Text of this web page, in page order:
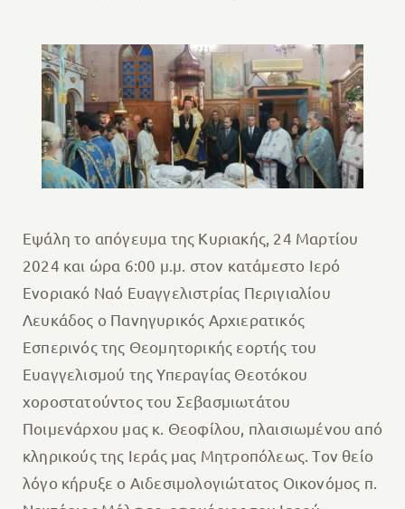
Εψάλη το απόγευμα της Κυριακής, 24 Μαρτίου
2024 και ώρα 6:00 μ.μ. στον κατάμεστο Ιερό
Ενοριακό Ναό Ευαγγελιστρίας Περιγιαλίου
Λευκάδος ο Πανηγυρικός Αρχιερατικός
Εσπερινός της Θεομητορικής εορτής του
Ευαγγελισμού της Υπεραγίας Θεοτόκου
χοροστατούντος του Σεβασμιωτάτου
Ποιμενάρχου μας κ. Θεοφίλου, πλαισιωμένου από
κληρικούς της Ιεράς μας Μητροπόλεως. Τον θείο
λόγο κήρυξε ο Αιδεσιμολογιώτατος Οικονόμος π.